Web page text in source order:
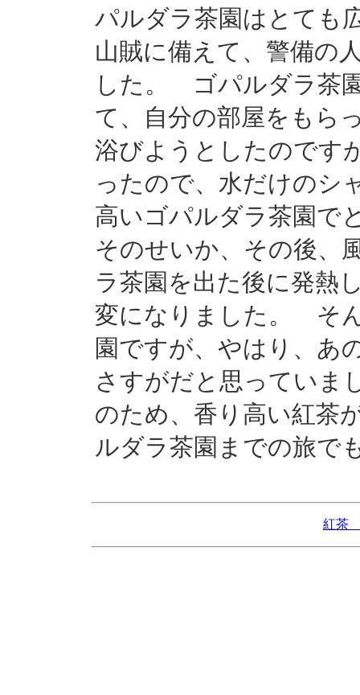
パルダラ茶園はとても
山賊に備えて、警備の
した。 ゴパルダラ茶
て、自分の部屋をもら
浴びようとしたのです
ったので、水だけのシ
高いゴパルダラ茶園
そのせいか、その後、
ラ茶園を出た後に発熱
変になりました。 そ
園ですが、やはり、あ
さすがだと思ってい
のため、香り高い紅茶
ルダラ茶園までの旅で
紅茶